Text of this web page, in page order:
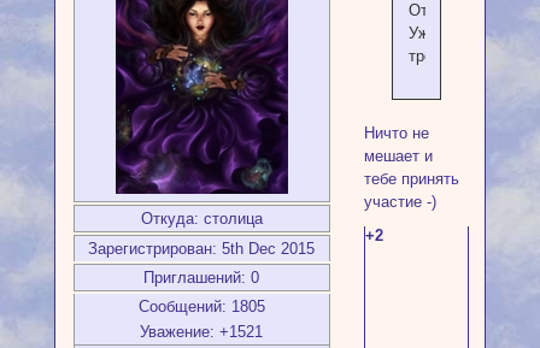
Откуда: столица
Зарегистрирован: 5th Dec 2015
Приглашений: 0
Сообщений: 1805
Уважение: +1521
Отлично!
Уже
трое!
Ничто не
мешает и
тебе принять
участие -)
+2